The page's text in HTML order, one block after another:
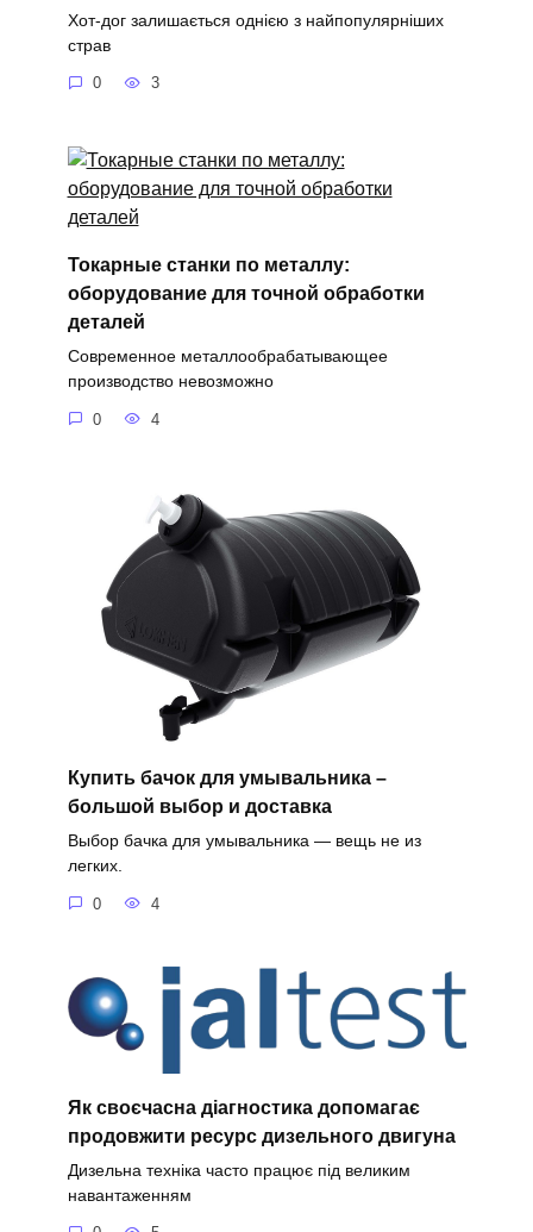
Хот-дог залишається однією з найпопулярніших
страв
0 3
Токарные станки по металлу:
оборудование для точной обработки
деталей
Современное металлообрабатывающее
производство невозможно
0 4
Купить бачок для умывальника –
большой выбор и доставка
Выбор бачка для умывальника — вещь не из
легких.
0 4
Як своєчасна діагностика допомагає
продовжити ресурс дизельного двигуна
Дизельна техніка часто працює під великим
навантаженням